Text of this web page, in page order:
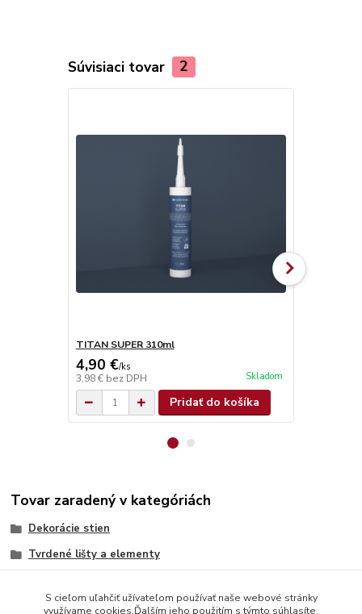
Súvisiaci tovar 2
TITAN SUPER 310ml
4,90 €/ks
3,98 € bez DPH Skladom
Pridať do košíka
Tovar zaradený v kategóriách
Dekorácie stien
Tvrdené lišty a elementy
S cieľom uľahčiť užívateľom používať naše webové stránky
využívame cookies.Ďalším jeho použitím s týmto súhlasíte.